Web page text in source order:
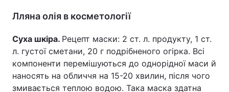
Лляна олія в косметології
Суха шкіра. Рецепт маски: 2 ст. л. продукту, 1 ст.
л. густої сметани, 20 г подрібненого огірка. Всі
компоненти перемішуються до однорідної маси й
наносять на обличчя на 15-20 хвилин, після чого
змивається теплою водою. Така маска здатна